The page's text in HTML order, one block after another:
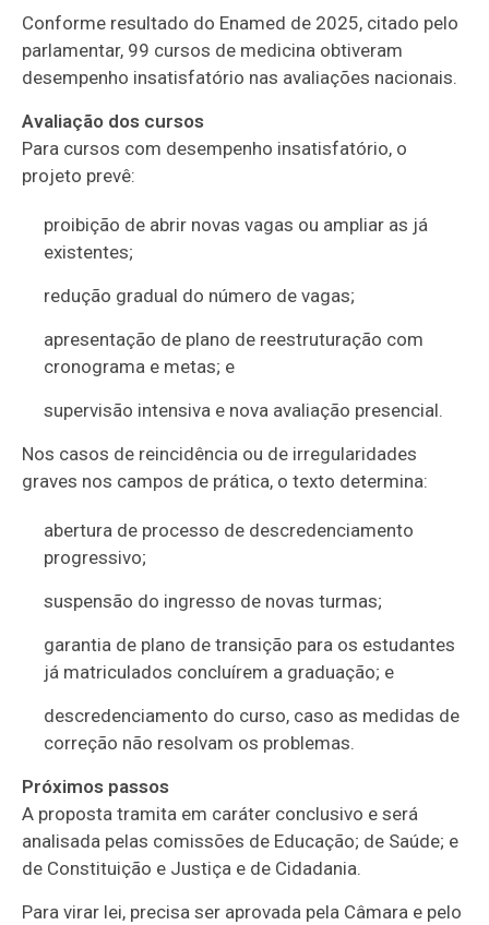
Conforme resultado do Enamed de 2025, citado pelo
parlamentar, 99 cursos de medicina obtiveram
desempenho insatisfatório nas avaliações nacionais.
Avaliação dos cursos
Para cursos com desempenho insatisfatório, o
projeto prevê:
proibição de abrir novas vagas ou ampliar as já
existentes;
redução gradual do número de vagas;
apresentação de plano de reestruturação com
cronograma e metas; e
supervisão intensiva e nova avaliação presencial.
Nos casos de reincidência ou de irregularidades
graves nos campos de prática, o texto determina:
abertura de processo de descredenciamento
progressivo;
suspensão do ingresso de novas turmas;
garantia de plano de transição para os estudantes
já matriculados concluírem a graduação; e
descredenciamento do curso, caso as medidas de
correção não resolvam os problemas.
Próximos passos
A proposta tramita em caráter conclusivo e será
analisada pelas comissões de Educação; de Saúde; e
de Constituição e Justiça e de Cidadania.
Para virar lei, precisa ser aprovada pela Câmara e pelo